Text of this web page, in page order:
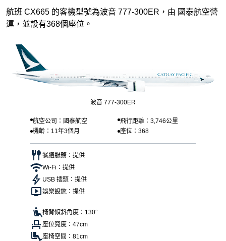
航班 CX665 的客機型號為波音 777-300ER，由 國泰航空營
運，並設有368個座位。
波音 777-300ER
航空公司：國泰航空
飛行距離：3,746公里
機齡：11年3個月
座位：368
餐膳服務：提供
Wi-Fi：提供
USB 插頭：提供
娛樂設施：提供
椅背傾斜角度：130°
座位寬度：47cm
座椅空間：81cm